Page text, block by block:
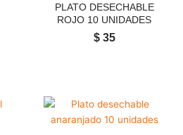
PLATO DESECHABLE
ROJO 10 UNIDADES
$35